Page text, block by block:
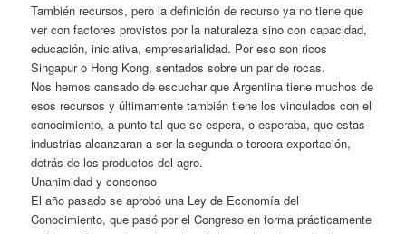
También recursos, pero la definición de recurso ya no tiene que
ver con factores provistos por la naturaleza sino con capacidad,
educación, iniciativa, empresarialidad. Por eso son ricos
Singapur o Hong Kong, sentados sobre un par de rocas.
Nos hemos cansado de escuchar que Argentina tiene muchos de
esos recursos y últimamente también tiene los vinculados con el
conocimiento, a punto tal que se espera, o esperaba, que estas
industrias alcanzaran a ser la segunda o tercera exportación,
detrás de los productos del agro.
Unanimidad y consenso
El año pasado se aprobó una Ley de Economía del
Conocimiento, que pasó por el Congreso en forma prácticamente